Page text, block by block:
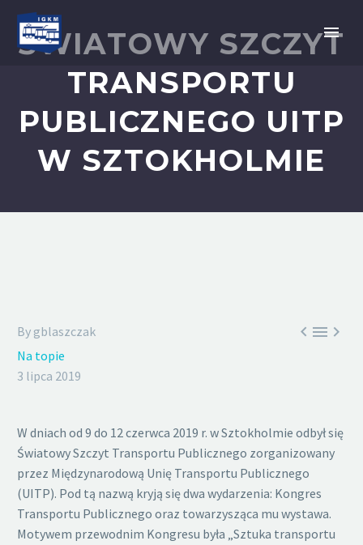
ŚWIATOWY SZCZYT
TRANSPORTU
PUBLICZNEGO UITP
W SZTOKHOLMIE

By gblaszczak
Na topie
3 lipca 2019
W dniach od 9 do 12 czerwca 2019 r. w Sztokholmie odbył się
Światowy Szczyt Transportu Publicznego zorganizowany
przez Międzynarodową Unię Transportu Publicznego
(UITP). Pod tą nazwą kryją się dwa wydarzenia: Kongres
Transportu Publicznego oraz towarzysząca mu wystawa.
Motywem przewodnim Kongresu była „Sztuka transportu